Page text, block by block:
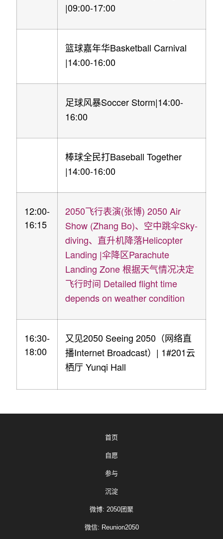
|09:00-17:00
篮球嘉年华Basketball Carnival
|14:00-16:00
足球风暴Soccer Storm|14:00-
16:00
棒球全民打Baseball Together
|14:00-16:00
12:00-
16:15
2050飞行表演(张博) 2050 Air
Show (Zhang Bo)、空中跳伞Sky-
diving、直升机降落Helicopter
Landing |伞降区Parachute
Landing Zone根据天气情况决定
飞行时间 Detailed flight time
depends on weather condition
16:30-
18:00
又见2050 Seeing 2050 （网络直
播Internet Broadcast） | 1#201 云
栖厅 Yunqi Hall
首页
自愿
参与
沉淀
微博: 2050团聚
微信: Reunion2050